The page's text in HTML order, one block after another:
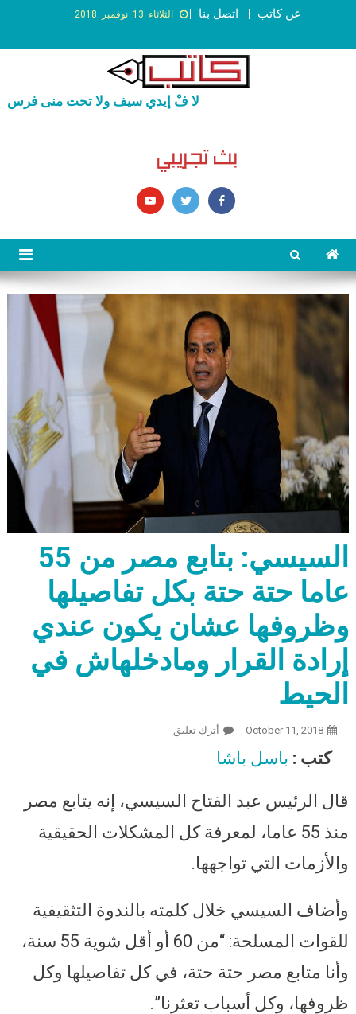
الثلاثاء 13 نوفمبر 2018 اتصل بنا عن كاتب
لا فْ إيدي سيف ولا تحت منى فرس
السيسي: بتابع مصر من 55
عاما حتة حتة بكل تفاصيلها
وظروفها عشان يكون عندي
إرادة القرار ومادخلهاش في
الحيط
October 11, 2018 أترك تعليق
كتب : باسل باشا
قال الرئيس عبد الفتاح السيسي، إنه يتابع مصر
منذ 55 عاما، لمعرفة كل المشكلات الحقيقية
والأزمات التي تواجهها.
وأضاف السيسي خلال كلمته بالندوة التثقيفية
للقوات المسلحة: “من 60 أو أقل شوية 55 سنة،
وأنا متابع مصر حتة حتة، في كل تفاصيلها وكل
ظروفها، وكل أسباب تعثرنا”.